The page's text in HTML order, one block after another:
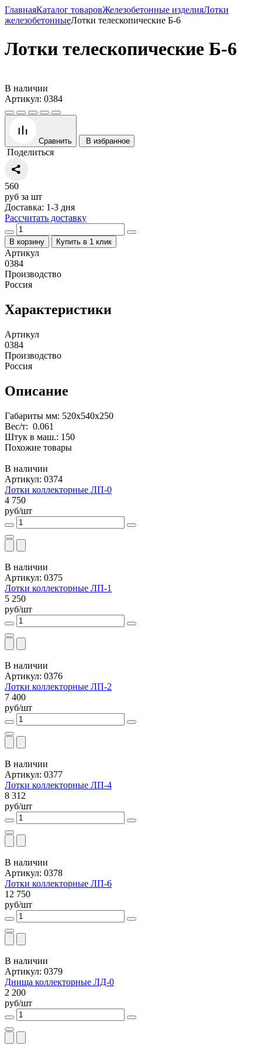
ГлавнаяКаталог товаровЖелезобетонные изделияЛотки
железобетонныеЛотки телескопические Б-6
Лотки телескопические Б-6
В наличии
Артикул: 0384
Сравнить В избранное
Поделиться
560
руб за шт
Доставка: 1-3 дня
Рассчитать доставку
В корзину Купить в 1 клик
Артикул
0384
Производство
Россия
Характеристики
Артикул
0384
Производство
Россия
Описание
Габариты мм: 520х540х250
Вес/т: 0.061
Штук в маш.: 150
Похожие товары
В наличии
Артикул: 0374
Лотки коллекторные ЛП-0
4 750
руб/шт
В наличии
Артикул: 0375
Лотки коллекторные ЛП-1
5 250
руб/шт
В наличии
Артикул: 0376
Лотки коллекторные ЛП-2
7 400
руб/шт
В наличии
Артикул: 0377
Лотки коллекторные ЛП-4
8 312
руб/шт
В наличии
Артикул: 0378
Лотки коллекторные ЛП-6
12 750
руб/шт
В наличии
Артикул: 0379
Днища коллекторные ЛД-0
2 200
руб/шт